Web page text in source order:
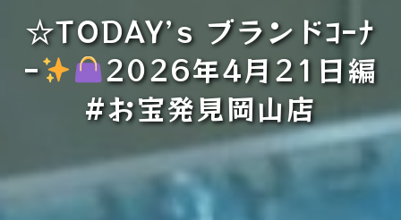
☆TODAY’s ブランドｺｰﾅ
ｰ
2026年4月21日編
#お宝発見岡山店